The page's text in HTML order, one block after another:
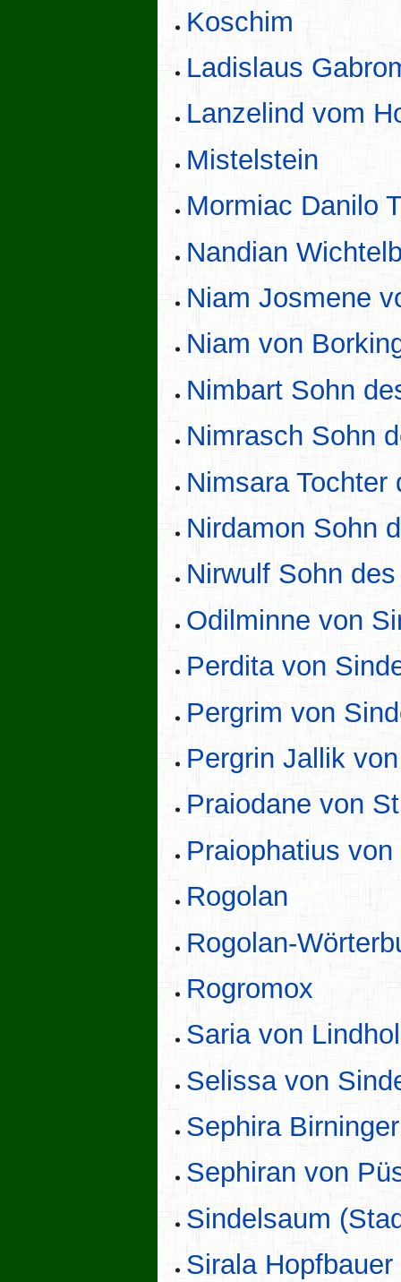
Koschim
Ladislaus
Lanzelind vom
Mistelstein
Mormiac Danilo
Nandian
Niam Josmene
Niam von
Nimbart Sohn
Nimrasch Sohn
Nimsara Tochter
Nirdamon Sohn
Nirwulf Sohn
Odilminne von
Perdita von
Pergrim von
Pergrin Jallik
Praiodane von
Praiophatius
Rogolan
Rogolan-
Rogromox
Saria von
Selissa von
Sephira Birninger
Sephiran von
Sindelsaum
Sirala Hopfbauer